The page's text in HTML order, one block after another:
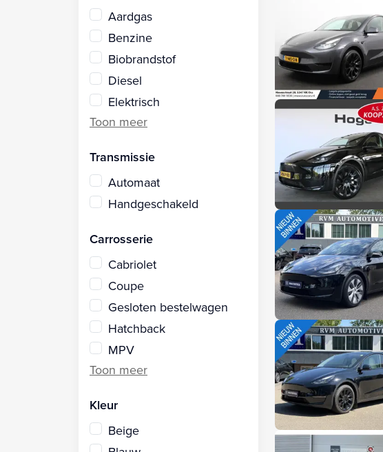
Aardgas
Benzine
Biobrandstof
Diesel
Elektrisch
Transmissie
Automaat
Handgeschakeld
Carrosserie
Cabriolet
Coupe
Gesloten bestelwagen
Hatchback
MPV
Kleur
Beige